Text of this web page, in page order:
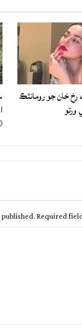
رخ خان جو رومانٽڪ
ورتو
Required